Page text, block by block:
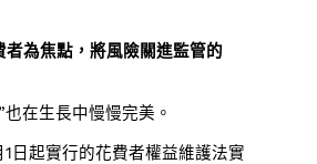
者為焦點，將風險關進監管的
也在生長中慢慢完美。
日起實行的花費者權益維護法實